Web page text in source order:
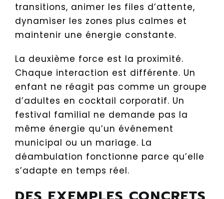
transitions, animer les files d’attente,
dynamiser les zones plus calmes et
maintenir une énergie constante.
La deuxième force est la proximité.
Chaque interaction est différente. Un
enfant ne réagit pas comme un groupe
d’adultes en cocktail corporatif. Un
festival familial ne demande pas la
même énergie qu’un événement
municipal ou un mariage. La
déambulation fonctionne parce qu’elle
s’adapte en temps réel.